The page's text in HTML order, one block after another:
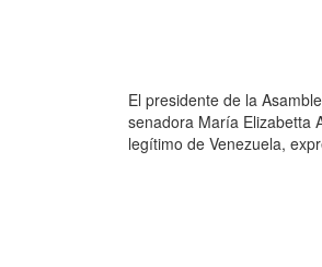
El presidente de la
senadora María Elizabetta
legítimo de Venezuela,